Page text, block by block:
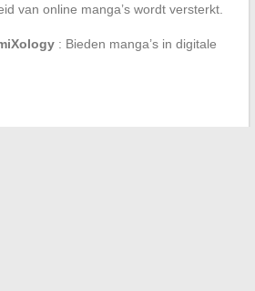
van online manga’s wordt versterkt.
: Bieden manga’s in digitale